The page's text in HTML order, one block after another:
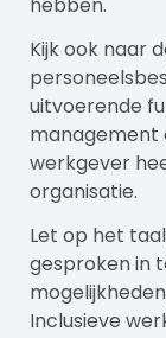
hebben.
Kijk ook naar
uitvoerende
management
werkgever
organisatie.
Let op het
gesproken in
Inclusieve